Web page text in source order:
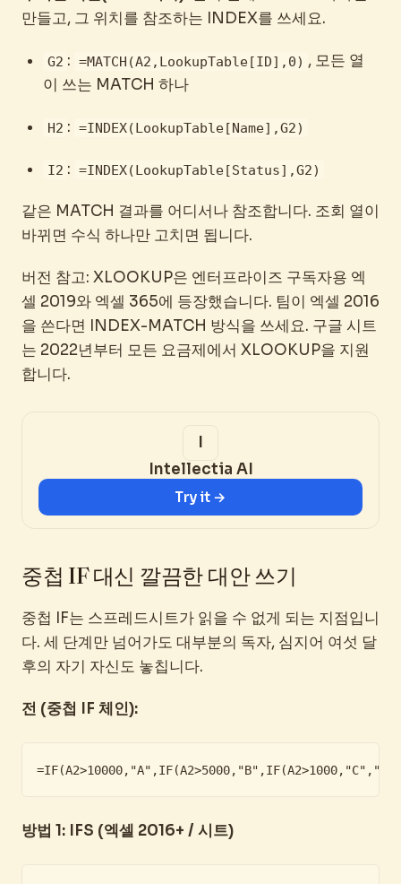
만들고, 그 위치를 참조하는 INDEX를 쓰세요.
G2 : =MATCH(A2,LookupTable[ID],0) , 모든 열
이 쓰는 MATCH 하나
H2 : =INDEX(LookupTable[Name],G2)
I2 : =INDEX(LookupTable[Status],G2)
같은 MATCH 결과를 어디서나 참조합니다. 조회 열이
바뀌면 수식 하나만 고치면 됩니다.
버전 참고: XLOOKUP은 엔터프라이즈 구독자용 엑
셀 2019와 엑셀 365에 등장했습니다. 팀이 엑셀 2016
을 쓴다면 INDEX-MATCH 방식을 쓰세요. 구글 시트
는 2022년부터 모든 요금제에서 XLOOKUP을 지원
합니다.
Intellectia AI
Try it →
중첩 IF 대신 깔끔한 대안 쓰기
중첩 IF는 스프레드시트가 읽을 수 없게 되는 지점입니
다. 세 단계만 넘어가도 대부분의 독자, 심지어 여섯 달
후의 자기 자신도 놓칩니다.
전 (중첩 IF 체인):
방법 1: IFS (엑셀 2016+ / 시트)